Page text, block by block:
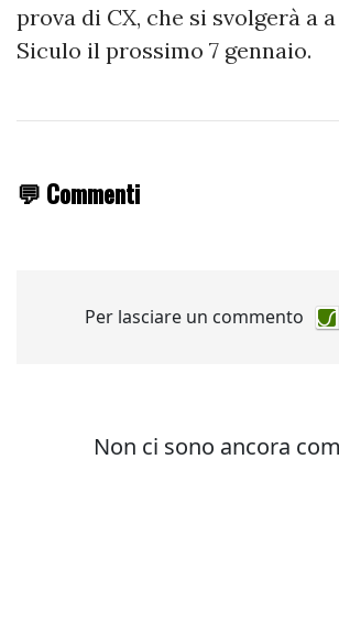
prova di CX, che si svolgerà a
Siculo il prossimo 7 gennaio.
💬 Commenti